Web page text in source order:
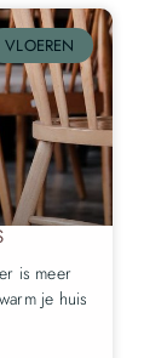
VLOEREN
is meer
je huis